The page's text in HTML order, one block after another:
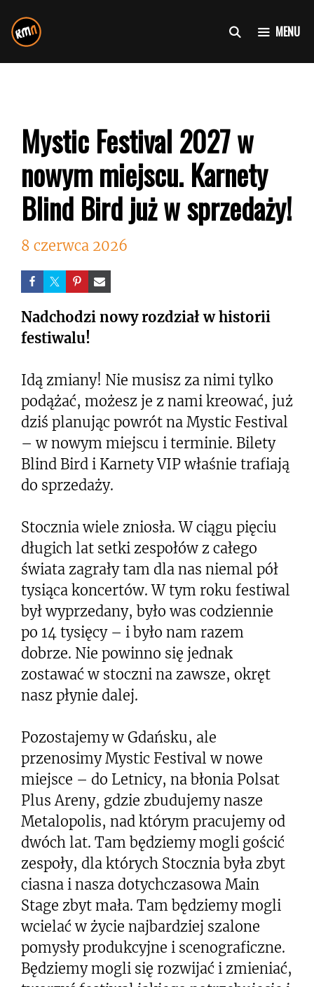
do
treści
MENU
Mystic Festival 2027 w
nowym miejscu. Karnety
Blind Bird już w sprzedaży!
8 czerwca 2026
Nadchodzi nowy rozdział w historii
festiwalu!
Idą zmiany! Nie musisz za nimi tylko
podążać, możesz je z nami kreować, już
dziś planując powrót na Mystic Festival
– w nowym miejscu i terminie. Bilety
Blind Bird i Karnety VIP właśnie trafiają
do sprzedaży.
Stocznia wiele zniosła. W ciągu pięciu
długich lat setki zespołów z całego
świata zagrały tam dla nas niemal pół
tysiąca koncertów. W tym roku festiwal
był wyprzedany, było was codziennie
po 14 tysięcy – i było nam razem
dobrze. Nie powinno się jednak
zostawać w stoczni na zawsze, okręt
nasz płynie dalej.
Pozostajemy w Gdańsku, ale
przenosimy Mystic Festival w nowe
miejsce – do Letnicy, na błonia Polsat
Plus Areny, gdzie zbudujemy nasze
Metalopolis, nad którym pracujemy od
dwóch lat. Tam będziemy mogli gościć
zespoły, dla których Stocznia była zbyt
ciasna i nasza dotychczasowa Main
Stage zbyt mała. Tam będziemy mogli
wcielać w życie najbardziej szalone
pomysły produkcyjne i scenograficzne.
Będziemy mogli się rozwijać i zmieniać,